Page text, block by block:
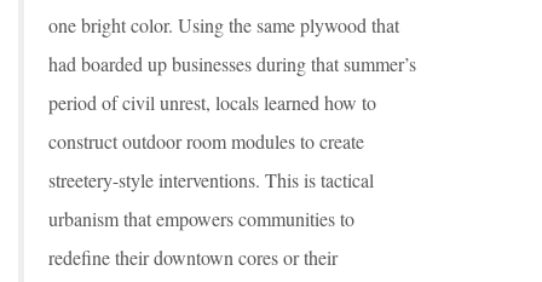
one bright color. Using the same plywood that
had boarded up businesses during that summer’s
period of civil unrest, locals learned how to
construct outdoor room modules to create
streetery-style interventions. This is tactical
urbanism that empowers communities to
redefine their downtown cores or their